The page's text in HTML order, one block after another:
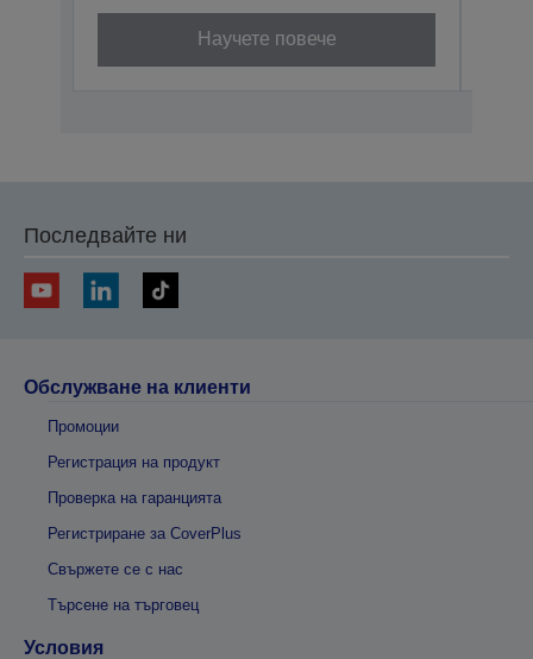
Научете повече
Последвайте ни
Обслужване на клиенти
Промоции
Регистрация на продукт
Проверка на гаранцията
Регистриране за CoverPlus
Свържете се с нас
Търсене на търговец
Условия